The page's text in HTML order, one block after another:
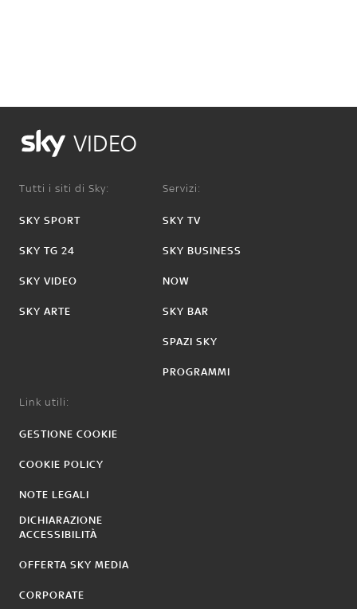
VIDEO
Tutti i siti di Sky:
SKY SPORT
SKY TG 24
SKY VIDEO
SKY ARTE
Servizi:
SKY TV
SKY BUSINESS
NOW
SKY BAR
SPAZI SKY
PROGRAMMI
Link utili:
GESTIONE COOKIE
COOKIE POLICY
NOTE LEGALI
DICHIARAZIONE
ACCESSIBILITÀ
OFFERTA SKY MEDIA
CORPORATE